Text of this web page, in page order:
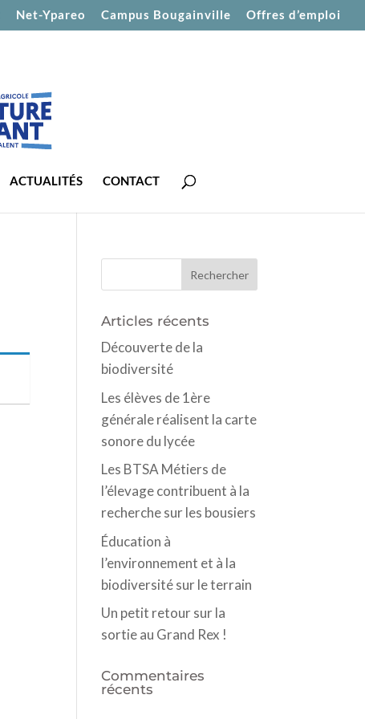
Net-Ypareo Campus Bougainville Offres d’emploi
ACTUALITÉS CONTACT
Articles récents
Découverte de la
biodiversité
Les élèves de 1ère
générale réalisent la carte
sonore du lycée
Les BTSA Métiers de
l’élevage contribuent à la
recherche sur les bousiers
Éducation à
l’environnement et à la
biodiversité sur le terrain
Un petit retour sur la
sortie au Grand Rex !
Commentaires
récents